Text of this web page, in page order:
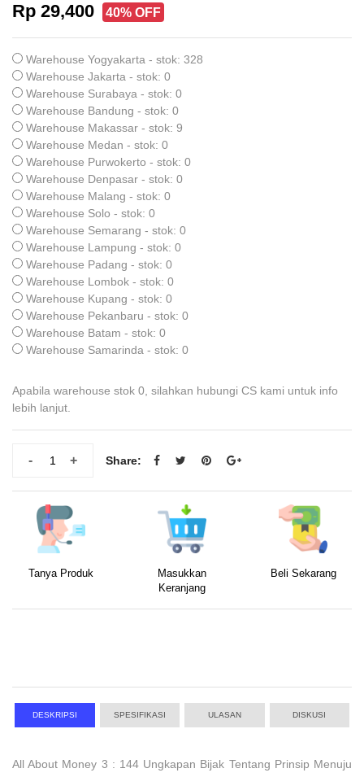
Rp 29,400 40% OFF
Warehouse Yogyakarta - stok: 328
Warehouse Jakarta - stok: 0
Warehouse Surabaya - stok: 0
Warehouse Bandung - stok: 0
Warehouse Makassar - stok: 9
Warehouse Medan - stok: 0
Warehouse Purwokerto - stok: 0
Warehouse Denpasar - stok: 0
Warehouse Malang - stok: 0
Warehouse Solo - stok: 0
Warehouse Semarang - stok: 0
Warehouse Lampung - stok: 0
Warehouse Padang - stok: 0
Warehouse Lombok - stok: 0
Warehouse Kupang - stok: 0
Warehouse Pekanbaru - stok: 0
Warehouse Batam - stok: 0
Warehouse Samarinda - stok: 0
Apabila warehouse stok 0, silahkan hubungi CS kami untuk info
lebih lanjut.
+
- Share:
Tanya Produk
Masukkan
Keranjang
Beli Sekarang
DESKRIPSI SPESIFIKASI ULASAN DISKUSI
All About Money 3 : 144 Ungkapan Bijak Tentang Prinsip Menuju